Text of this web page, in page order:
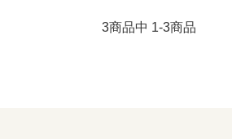
3商品中 1-3商品